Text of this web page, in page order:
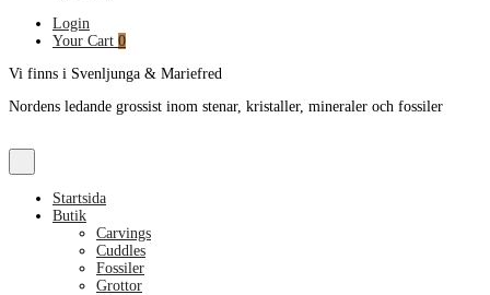
Login
Your Cart 0
Vi finns i Svenljunga & Mariefred
Nordens ledande grossist inom stenar, kristaller, mineraler och fossiler
Startsida
Butik
Carvings
Cuddles
Fossiler
Grottor